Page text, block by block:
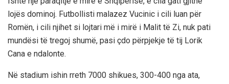
lojës dominoj. Futbollisti malazez Vucinic i cili luan për
Romën, i cili njihet si lojtari më i mirë i Malit të Zi, nuk pati
mundësi të tregoj shumë, pasi çdo përpjekje të tij Lorik
Cana e ndalonte.
Në stadium ishin rreth 7000 shikues, 300-400 nga ata,